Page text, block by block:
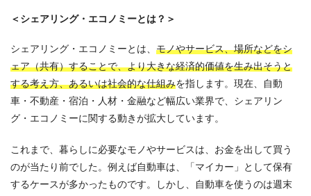
＜シェアリング・エコノミーとは？＞
シェアリング・エコノミーとは、 モノやサービス、場所などをシ
ェア（共有）することで、より大きな経済的価値を生み出そうと
する考え方、あるいは社会的な仕組みを指します。現在、自動
車・不動産・宿泊・人材・金融など幅広い業界で、シェアリン
グ・エコノミーに関する動きが拡大しています。
これまで、暮らしに必要なモノやサービスは、お金を出して買う
のが当たり前でした。例えば自動車は、「マイカー」として保有
するケースが多かったものです。しかし、自動車を使うのは週末